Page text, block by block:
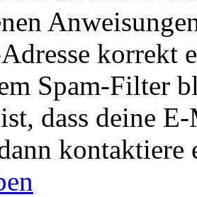
korrekt
Spam-Filter
dass deine
kontaktiere